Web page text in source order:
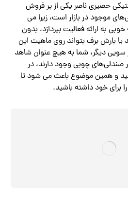
حصیری ناصر یکی از پر فروش
موجود در بازار است، زیرا می
به ارائه فعالیت بپردازد، بدون
یا بارش برف بتواند روی ماهیت این
سویی دیگر، شما به هیچ عنوان شاهد
صندلی‌های چوبی وجود دارند، در
و همین موضوع باعث می شود تا
برای خود داشته باشید.